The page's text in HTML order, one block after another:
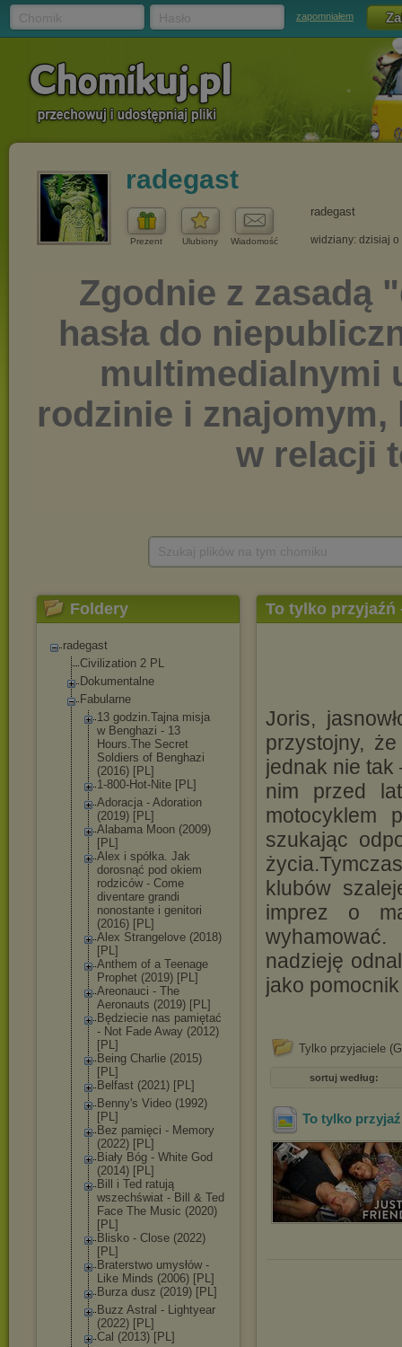
zapomniałem
radegast
Prezent Ulubiony Wiadomość
radegast
widziany: dzisiaj o
Foldery
radegast
Civilization 2 PL
Dokumentalne
Fabularne
13 godzin.Tajna misja
w Benghazi - 13
Hours.The Secret
Soldiers of Benghazi
(2016) [PL]
1-800-Hot-Nite [PL]
Adoracja - Adoration
(2019) [PL]
Alabama Moon (2009)
[PL]
Alex i spółka. Jak
dorosnąć pod okiem
rodziców - Come
diventare grandi
nonostante i genitori
(2016) [PL]
Alex Strangelove (2018)
[PL]
Anthem of a Teenage
Prophet (2019) [PL]
Areonauci - The
Aeronauts (2019) [PL]
Będziecie nas pamiętać
- Not Fade Away (2012)
[PL]
Being Charlie (2015)
[PL]
Belfast (2021) [PL]
Benny's Video (1992)
[PL]
Bez pamięci - Memory
(2022) [PL]
Biały Bóg - White God
(2014) [PL]
Bill i Ted ratują
wszechświat - Bill & Ted
Face The Music (2020)
[PL]
Blisko - Close (2022)
[PL]
Braterstwo umysłów -
Like Minds (2006) [PL]
Burza dusz (2019) [PL]
Buzz Astral - Lightyear
(2022) [PL]
Cal (2013) [PL]
To tylko przyjaźń
Joris,
przystojny,
jednak nie tak
nim przed
motocyklem
szukając
klubów
imprez o
nadzieję
jako
Tylko przyjaciele
sortuj według:
To tylko